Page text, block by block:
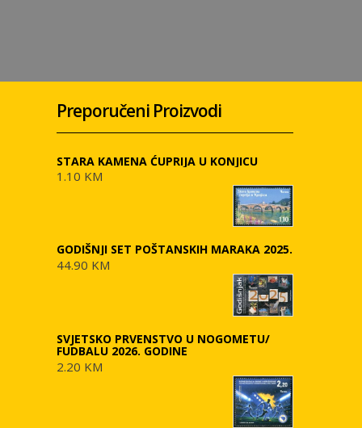
Preporučeni Proizvodi
STARA KAMENA ĆUPRIJA U KONJICU
1.10 KM
GODIŠNJI SET POŠTANSKIH MARAKA 2025.
44.90 KM
SVJETSKO PRVENSTVO U NOGOMETU/
FUDBALU 2026. GODINE
2.20 KM